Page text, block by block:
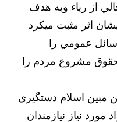
از رياء وبه هدف
اثر مثبت ميكرد
عمومي را
مشروع مردم را
مبين اسلام دستگيري
مورد نياز نيازمندان